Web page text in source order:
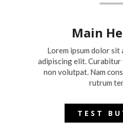
Main
Lorem ipsum dolor sit
adipiscing elit.
non volutpat. Nam
rutrum
TEST